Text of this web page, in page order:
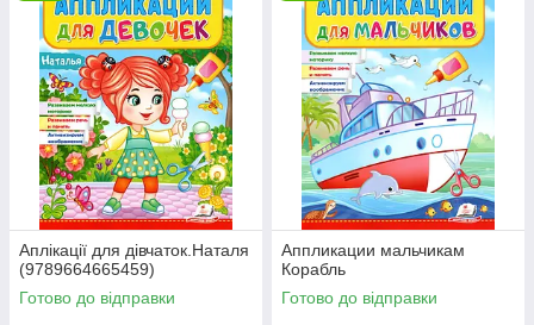
Аплікації для дівчаток.Наталя
(9789664665459)
Готово до відправки
Аппликации мальчикам
Корабль
Готово до відправки